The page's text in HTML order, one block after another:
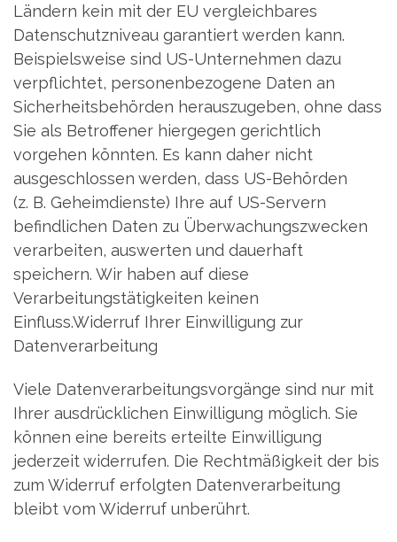
Ländern kein mit der EU vergleichbares
Datenschutzniveau garantiert werden kann.
Beispielsweise sind US-Unternehmen dazu
verpflichtet, personenbezogene Daten an
Sicherheitsbehörden herauszugeben, ohne dass
Sie als Betroffener hiergegen gerichtlich
vorgehen könnten. Es kann daher nicht
ausgeschlossen werden, dass US-Behörden
(z. B. Geheimdienste) Ihre auf US-Servern
befindlichen Daten zu Überwachungszwecken
verarbeiten, auswerten und dauerhaft
speichern. Wir haben auf diese
Verarbeitungstätigkeiten keinen
Einfluss.Widerruf Ihrer Einwilligung zur
Datenverarbeitung
Viele Datenverarbeitungsvorgänge sind nur mit
Ihrer ausdrücklichen Einwilligung möglich. Sie
können eine bereits erteilte Einwilligung
jederzeit widerrufen. Die Rechtmäßigkeit der bis
zum Widerruf erfolgten Datenverarbeitung
bleibt vom Widerruf unberührt.